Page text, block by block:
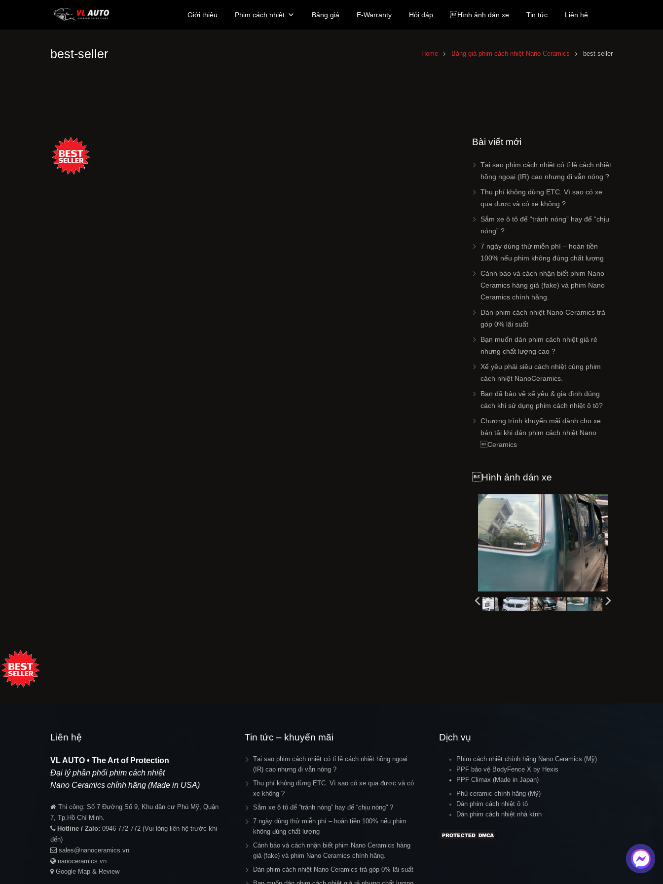
Giới thiệu Phim cách nhiệt Bảng giá E-Warranty Hỏi đáp Hình ảnh dán xe Tin tức Liên hệ
best-seller Home Bảng giá phim cách nhiệt Nano Ceramics best-seller
Bài viết mới
Tại sao phim cách nhiệt có tỉ lệ cách nhiệt
hồng ngoại (IR) cao nhưng đi vẫn nóng ?
Thu phí không dừng ETC. Vì sao có xe
qua được và có xe không ?
Sắm xe ô tô để “tránh nóng” hay để “chịu
nóng” ?
7 ngày dùng thử miễn phí – hoàn tiền
100% nếu phim không đúng chất lượng
Cảnh báo và cách nhận biết phim Nano
Ceramics hàng giả (fake) và phim Nano
Ceramics chính hãng.
Dán phim cách nhiệt Nano Ceramics trả
góp 0% lãi suất
Bạn muốn dán phim cách nhiệt giá rẻ
nhưng chất lượng cao ?
Xế yêu phải siêu cách nhiệt cùng phim
cách nhiệt NanoCeramics.
Bạn đã bảo vệ xế yêu & gia đình đúng
cách khi sử dụng phim cách nhiệt ô tô?
Chương trình khuyến mãi dành cho xe
bán tải khi dán phim cách nhiệt Nano
Ceramics
Hình ảnh dán xe
Liên hệ
VL AUTO • The Art of Protection
Đại lý phân phối phim cách nhiệt
Nano Ceramics chính hãng (Made in USA)
Thi công: Số 7 Đường Số 9, Khu dân cư Phú Mỹ, Quận
7, Tp.Hồ Chí Minh.
Hotline / Zalo: 0946 772 772 (Vui lòng liên hệ trước khi
đến)
sales@nanoceramics.vn
nanoceramics.vn
Google Map & Review
Tin tức – khuyến mãi
Tại sao phim cách nhiệt có tỉ lệ cách nhiệt hồng ngoại
(IR) cao nhưng đi vẫn nóng ?
Thu phí không dừng ETC. Vì sao có xe qua được và có
xe không ?
Sắm xe ô tô để “tránh nóng” hay để “chịu nóng” ?
7 ngày dùng thử miễn phí – hoàn tiền 100% nếu phim
không đúng chất lượng
Cảnh báo và cách nhận biết phim Nano Ceramics hàng
giả (fake) và phim Nano Ceramics chính hãng.
Dán phim cách nhiệt Nano Ceramics trả góp 0% lãi suất
Dịch vụ
Phim cách nhiệt chính hãng Nano Ceramics (Mỹ)
PPF bảo vệ BodyFence X by Hexis
PPF Climax (Made in Japan)
Phủ ceramic chính hãng (Mỹ)
Dán phim cách nhiệt ô tô
Dán phim cách nhiệt nhà kính